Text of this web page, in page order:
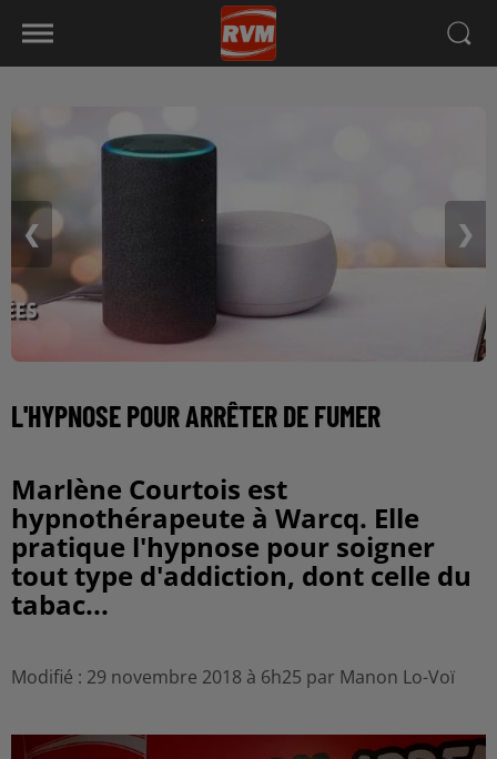
❮ ❯
L'HYPNOSE POUR ARRÊTER DE FUMER
Marlène Courtois est
hypnothérapeute à Warcq. Elle
pratique l'hypnose pour soigner
tout type d'addiction, dont celle du
tabac...
Modifié : 29 novembre 2018 à 6h25 par Manon Lo-Voï